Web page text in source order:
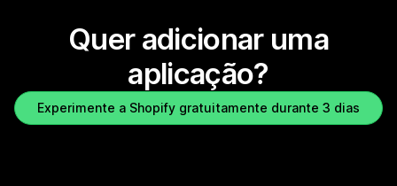
Quer adicionar uma
aplicação?
Experimente a Shopify gratuitamente durante 3 dias